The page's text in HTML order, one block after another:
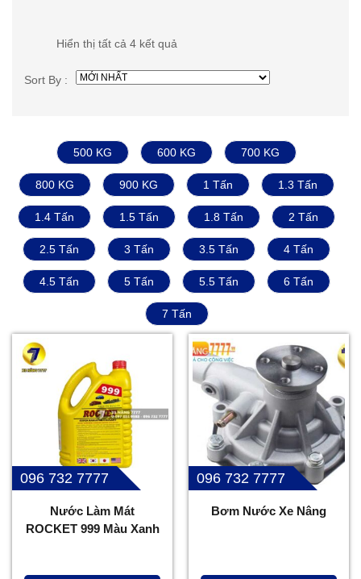
Hiển thị tất cả 4 kết quả
Sort By :
500 KG 600 KG 700 KG
800 KG 900 KG 1 Tấn 1.3 Tấn
1.4 Tấn 1.5 Tấn 1.8 Tấn 2 Tấn
2.5 Tấn 3 Tấn 3.5 Tấn 4 Tấn
4.5 Tấn 5 Tấn 5.5 Tấn 6 Tấn
7 Tấn
096 732 7777
Nước Làm Mát
ROCKET 999 Màu Xanh
096 732 7777
Bơm Nước Xe Nâng